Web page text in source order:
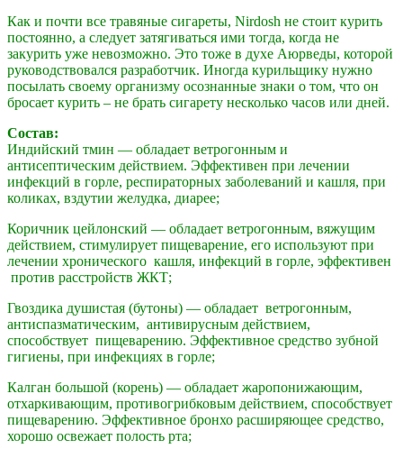
Как и почти все травяные сигареты, Nirdosh не стоит курить
постоянно, а следует затягиваться ими тогда, когда не
закурить уже невозможно. Это тоже в духе Аюрведы, которой
руководствовался разработчик. Иногда курильщику нужно
посылать своему организму осознанные знаки о том, что он
бросает курить – не брать сигарету несколько часов или дней.
Состав:
Индийский тмин — обладает ветрогонным и
антисептическим действием. Эффективен при лечении
инфекций в горле, респираторных заболеваний и кашля, при
коликах, вздутии желудка, диарее;
Коричник цейлонский — обладает ветрогонным, вяжущим
действием, стимулирует пищеварение, его используют при
лечении хронического кашля, инфекций в горле, эффективен
против расстройств ЖКТ;
Гвоздика душистая (бутоны) — обладает ветрогонным,
антиспазматическим, антивирусным действием,
способствует пищеварению. Эффективное средство зубной
гигиены, при инфекциях в горле;
Калган большой (корень) — обладает жаропонижающим,
отхаркивающим, противогрибковым действием, способствует
пищеварению. Эффективное бронхо расширяющее средство,
хорошо освежает полость рта;